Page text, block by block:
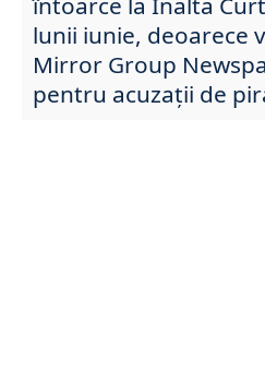
lunii iunie, deoarece
Mirror Group
pentru acuzații de